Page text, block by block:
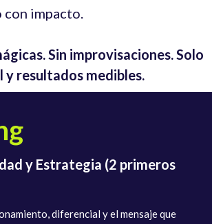
con impacto.
Sin improvisaciones.Solo
resultados medibles.
y Estrategia (2 primeros
diferencial y el mensaje que